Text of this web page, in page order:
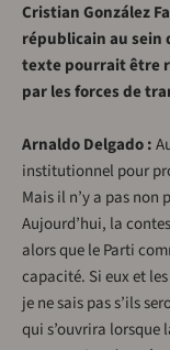
Cristian González
républicain au sein
texte pourrait être
par les forces de
Arnaldo Delgado :
institutionnel pour
Mais il n’y a pas
Aujourd’hui, la
alors que le Parti
capacité. Si eux et
je ne sais pas s’ils
qui s’ouvrira lorsque